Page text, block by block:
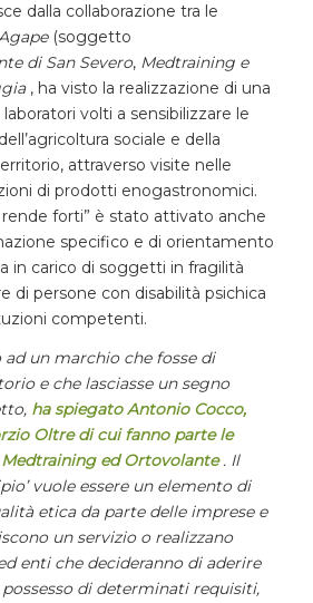
dalla collaborazione tra le
(soggetto
di San Severo, Medtraining e
, ha visto la realizzazione di una
volti a sensibilizzare le
sociale e della
attraverso visite nelle
di prodotti enogastronomici.
rende forti” è stato attivato anche
specifico e di orientamento
in carico di soggetti in fragilità
di persone con disabilità psichica
competenti.
un marchio che fosse di
e che lasciasse un segno
ha spiegato Antonio Cocco,
Oltre di cui fanno parte le
ed Ortovolante. Il
vuole essere un elemento di
etica da parte delle imprese e
un servizio o realizzano
enti che decideranno di aderire
di determinati requisiti,